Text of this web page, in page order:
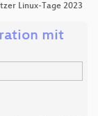
Linux-Tage 2023
mit